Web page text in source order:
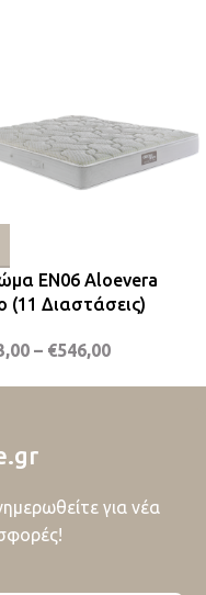
EN06 Aloevera
(11 Διαστάσεις)
– €546,00
για νέα